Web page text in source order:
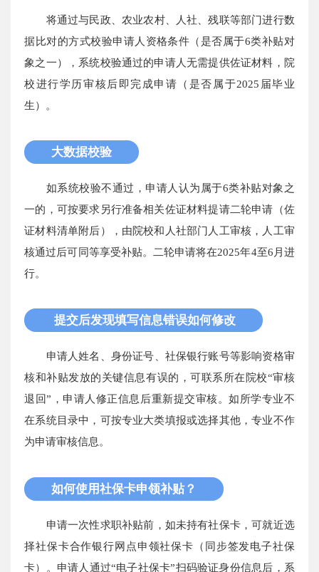
将通过与民政、农业农村、人社、残联等部门进行数
据比对的方式校验申请人资格条件（是否属于6类补贴对
象之一），系统校验通过的申请人无需提供佐证材料，院
校进行学历审核后即完成申请（是否属于2025届毕业
生）。
大数据校验
如系统校验不通过，申请人认为属于6类补贴对象之
一的，可按要求另行准备相关佐证材料提请二轮申请（佐
证材料清单附后），由院校和人社部门人工审核，人工审
核通过后可同等享受补贴。二轮申请将在2025年4至6月进
行。
提交后发现填写信息错误如何修改
申请人姓名、身份证号、社保银行账号等影响资格审
核和补贴发放的关键信息有误的，可联系所在院校“审核
退回”，申请人修正信息后重新提交审核。如所学专业不
在系统目录中，可按专业大类填报或选择其他，专业不作
为申请审核信息。
如何使用社保卡申领补贴？
申请一次性求职补贴前，如未持有社保卡，可就近选
择社保卡合作银行网点申领社保卡（同步签发电子社保
卡）。申请人通过“电子社保卡”扫码验证身份信息后，系